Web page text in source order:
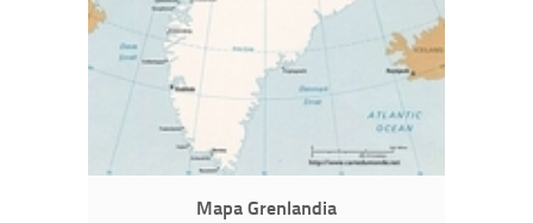
Mapa Grenlandia